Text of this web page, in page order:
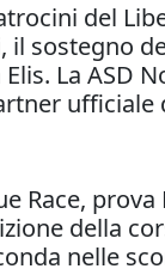
del
sostegno
La ASD
ufficiale
della
nelle